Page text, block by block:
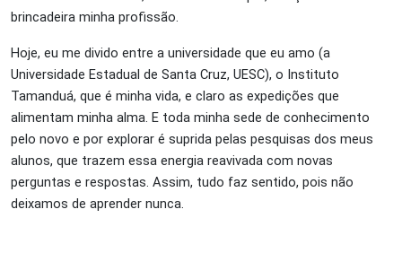
brincadeira minha profissão.
Hoje, eu me divido entre a universidade que eu amo (a
Universidade Estadual de Santa Cruz, UESC), o Instituto
Tamanduá, que é minha vida, e claro as expedições que
alimentam minha alma. E toda minha sede de conhecimento
pelo novo e por explorar é suprida pelas pesquisas dos meus
alunos, que trazem essa energia reavivada com novas
perguntas e respostas. Assim, tudo faz sentido, pois não
deixamos de aprender nunca.